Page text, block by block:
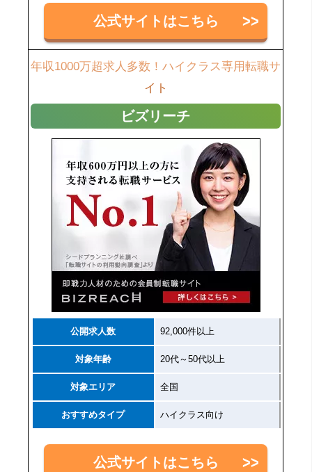
公式サイトはこちら
年収1000万超求人多数！ハイクラス専用転職サ
イト
ビズリーチ
公開求人数 92,000件以上
対象年齢 20代～50代以上
対象エリア 全国
おすすめタイプ ハイクラス向け
公式サイトはこちら